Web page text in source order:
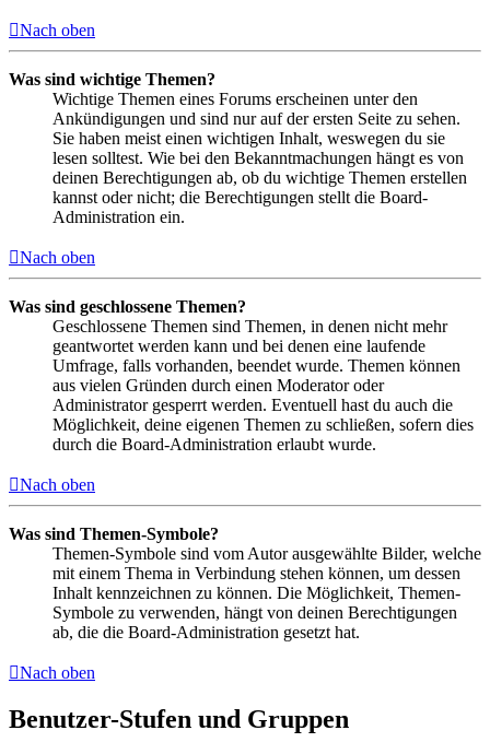
Nach oben
Was sind wichtige Themen?
Wichtige Themen eines Forums erscheinen unter den
Ankündigungen und sind nur auf der ersten Seite zu sehen.
Sie haben meist einen wichtigen Inhalt, weswegen du sie
lesen solltest. Wie bei den Bekanntmachungen hängt es von
deinen Berechtigungen ab, ob du wichtige Themen erstellen
kannst oder nicht; die Berechtigungen stellt die Board-
Administration ein.
Nach oben
Was sind geschlossene Themen?
Geschlossene Themen sind Themen, in denen nicht mehr
geantwortet werden kann und bei denen eine laufende
Umfrage, falls vorhanden, beendet wurde. Themen können
aus vielen Gründen durch einen Moderator oder
Administrator gesperrt werden. Eventuell hast du auch die
Möglichkeit, deine eigenen Themen zu schließen, sofern dies
durch die Board-Administration erlaubt wurde.
Nach oben
Was sind Themen-Symbole?
Themen-Symbole sind vom Autor ausgewählte Bilder, welche
mit einem Thema in Verbindung stehen können, um dessen
Inhalt kennzeichnen zu können. Die Möglichkeit, Themen-
Symbole zu verwenden, hängt von deinen Berechtigungen
ab, die die Board-Administration gesetzt hat.
Nach oben
Benutzer-Stufen und Gruppen